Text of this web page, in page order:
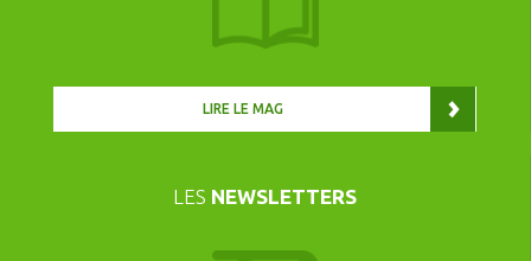
LIRE LE MAG
LES NEWSLETTERS